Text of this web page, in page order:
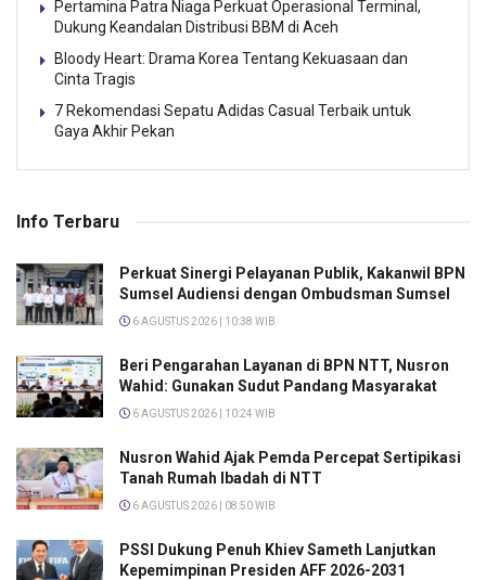
Pertamina Patra Niaga Perkuat Operasional Terminal,
Dukung Keandalan Distribusi BBM di Aceh
Bloody Heart: Drama Korea Tentang Kekuasaan dan
Cinta Tragis
7 Rekomendasi Sepatu Adidas Casual Terbaik untuk
Gaya Akhir Pekan
Info Terbaru
Perkuat Sinergi Pelayanan Publik, Kakanwil BPN
Sumsel Audiensi dengan Ombudsman Sumsel
6 AGUSTUS 2026 | 10:38 WIB
Beri Pengarahan Layanan di BPN NTT, Nusron
Wahid: Gunakan Sudut Pandang Masyarakat
6 AGUSTUS 2026 | 10:24 WIB
Nusron Wahid Ajak Pemda Percepat Sertipikasi
Tanah Rumah Ibadah di NTT
6 AGUSTUS 2026 | 08:50 WIB
PSSI Dukung Penuh Khiev Sameth Lanjutkan
Kepemimpinan Presiden AFF 2026-2031